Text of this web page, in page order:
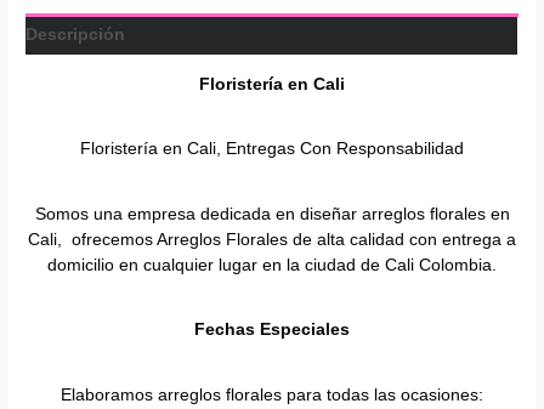
Descripción
Floristería en Cali
Floristería en Cali, Entregas Con Responsabilidad
Somos una empresa dedicada en diseñar arreglos florales en
Cali, ofrecemos Arreglos Florales de alta calidad con entrega a
domicilio en cualquier lugar en la ciudad de Cali Colombia.
Fechas Especiales
Elaboramos arreglos florales para todas las ocasiones: